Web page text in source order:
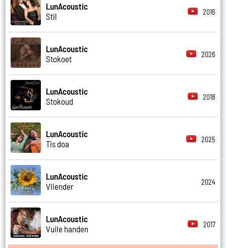
LunAcoustic
Stil
2016
LunAcoustic
Stokoet
2026
LunAcoustic
Stokoud
2018
LunAcoustic
Tis doa
2025
LunAcoustic
Vliender
2024
LunAcoustic
Vuile handen
2017